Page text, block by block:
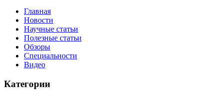
Главная
Новости
Научные статьи
Полезные статьи
Обзоры
Специальности
Видео
Категории